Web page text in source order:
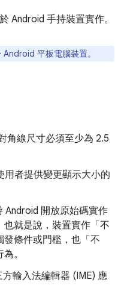
Android 手持裝置實作。
平板電腦裝置。
角線尺寸必須至少為 2.5
用者提供變更顯示大小的
Android 開放原始碼實作
就是說，裝置實作「不
條件或門檻，也「不
。
輸入法編輯器 (IME) 應